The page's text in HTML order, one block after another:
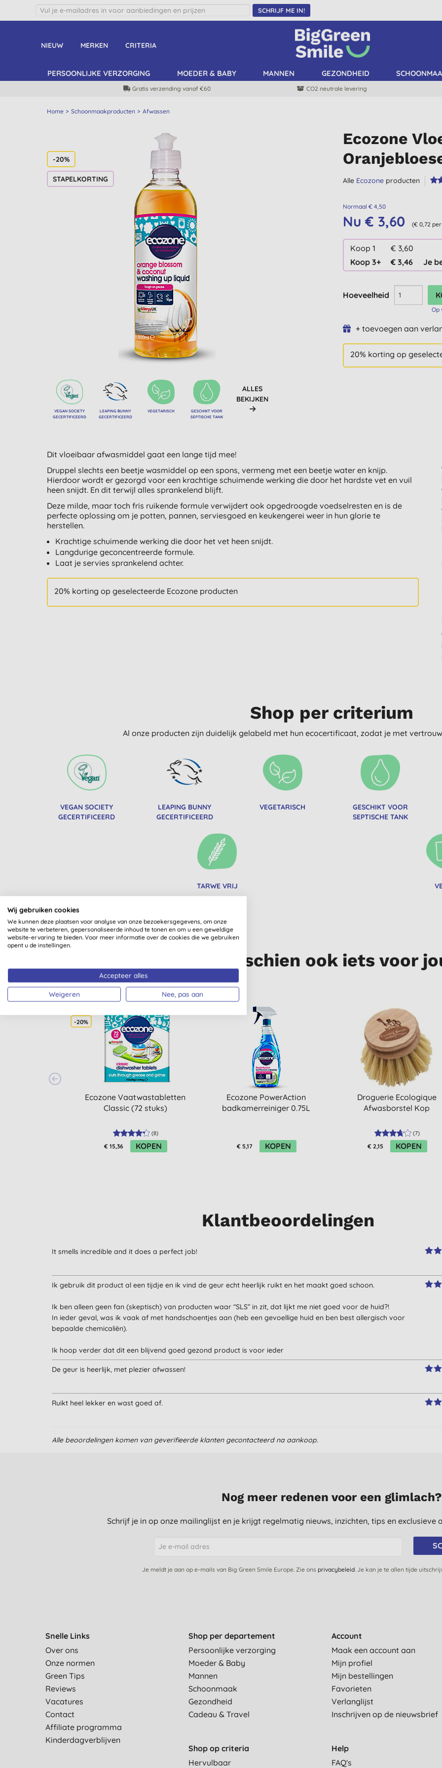
SCHRIJF ME IN!
NIEUW MERKEN CRITERIA
PERSOONLIJKE VERZORGING MOEDER & BABY MANNEN GEZONDHEID
Gratis verzending vanaf €60 CO2 neutrale levering
Home Schoonmaakproducten Afwassen
-20%
STAPELKORTING
VEGAN SOCIETY
GECERTIFICEERD
LEAPING BUNNY
GECERTIFICEERD
VEGETARISCH
GESCHIKT VOOR
SEPTISCHE TANK
ALLES
BEKIJKEN
Ecozone
Alle Ecozone producten
Normaal € 4,50
Nu € 3,60 (€ 0,72
Koop 1
€ 3,60
Koop 3+
€ 3,46 Je
Hoeveelheid
Op
+ toevoegen aan
20% korting op
Dit vloeibaar afwasmiddel gaat een lange tijd mee!
Druppel slechts een beetje wasmiddel op een spons, vermeng met een beetje water en knijp.
Hierdoor wordt er gezorgd voor een krachtige schuimende werking die door het hardste vet en vuil
heen snijdt. En dit terwijl alles sprankelend blijft.
Deze milde, maar toch fris ruikende formule verwijdert ook opgedroogde voedselresten en is de
perfecte oplossing om je potten, pannen, serviesgoed en keukengerei weer in hun glorie te
herstellen.
Krachtige schuimende werking die door het vet heen snijdt.
Langdurige geconcentreerde formule.
Laat je servies sprankelend achter.
20% korting op geselecteerde Ecozone producten
Shop per criterium
Al onze producten zijn duidelijk gelabeld met hun ecocertificaat, zodat je met
VEGAN SOCIETY
GECERTIFICEERD
LEAPING BUNNY
GECERTIFICEERD
VEGETARISCH
GESCHIKT VOOR
SEPTISCHE TANK
TARWE VRIJ
Misschien ook iets voor
-20%
Ecozone Vaatwastabletten
Classic (72 stuks)
(8)
€ 15,36 KOPEN
Ecozone PowerAction
badkamerreiniger 0.75L
€ 5,17 KOPEN
Droguerie Ecologique
Afwasborstel Kop
(7)
€ 2,15 KOPEN
Klantbeoordelingen
It smells incredible and it does a perfect job!
Ik gebruik dit product al een tijdje en ik vind de geur echt heerlijk ruikt en het maakt goed schoon.
Ik ben alleen geen fan (skeptisch) van producten waar “SLS” in zit, dat lijkt me niet goed voor de huid?!
In ieder geval, was ik vaak af met handschoentjes aan (heb een gevoellige huid en ben best allergisch voor
bepaalde chemicaliën).
Ik hoop verder dat dit een blijvend goed gezond product is voor ieder
De geur is heerlijk, met plezier afwassen!
Ruikt heel lekker en wast goed af.
Alle beoordelingen komen van geverifieerde klanten gecontacteerd na aankoop.
Nog meer redenen voor een glimlach?
Schrijf je in op onze mailinglijst en je krijgt regelmatig nieuws, inzichten, tips en exclusieve
Je meldt je aan op e-mails van Big Green Smile Europe. Zie ons privacybeleid. Je kan je te allen tijde
Snelle Links
Over ons
Onze normen
Green Tips
Reviews
Vacatures
Contact
Affiliate programma
Kinderdagverblijven
Shop per departement
Persoonlijke verzorging
Moeder & Baby
Mannen
Schoonmaak
Gezondheid
Cadeau & Travel
Shop op criteria
Hervulbaar
Account
Maak een account aan
Mijn profiel
Mijn bestellingen
Favorieten
Verlanglijst
Inschrijven op de nieuwsbrief
Help
FAQ's
Wij gebruiken cookies
We kunnen deze plaatsen voor analyse van onze bezoekersgegevens, om onze
website te verbeteren, gepersonaliseerde inhoud te tonen en om u een geweldige
website-ervaring te bieden. Voor meer informatie over de cookies die we gebruiken
opent u de instellingen.
Accepteer alles
Weigeren Nee, pas aan